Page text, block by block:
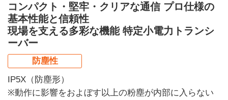
コンパクト・堅牢・クリアな通信 プロ仕様の
基本性能と信頼性
現場を支える多彩な機能 特定小電力トランシ
ーバー
防塵性
IP5X（防塵形）
※動作に影響をおよぼす以上の粉塵が内部に入らない